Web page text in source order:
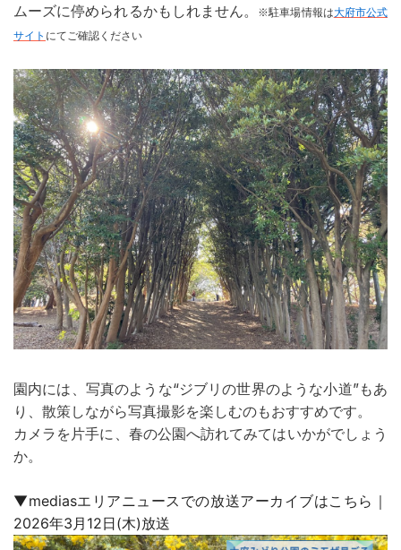
ムーズに停められるかもしれません。
※駐車場情報は大府市公式
サイト にてご確認ください
園内には、写真のような“ジブリの世界のような小道”もあ
り、散策しながら写真撮影を楽しむのもおすすめです。
カメラを片手に、春の公園へ訪れてみてはいかがでしょう
か。
▼mediasエリアニュースでの放送アーカイブはこちら｜
2026年3月12日(木)放送